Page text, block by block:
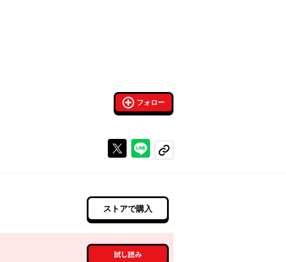
フォロー
Xで投稿するラインでシェアする
コピーする
ストアで購入
試し読み